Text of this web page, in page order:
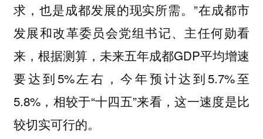
求，也是成都发展的现实所需。”在成都市
发展和改革委员会党组书记、主任何勋看
来，根据测算，未来五年成都GDP平均增速
要达到5%左右，今年预计达到5.7%至
5.8%，相较于“十四五”来看，这一速度是比
较切实可行的。